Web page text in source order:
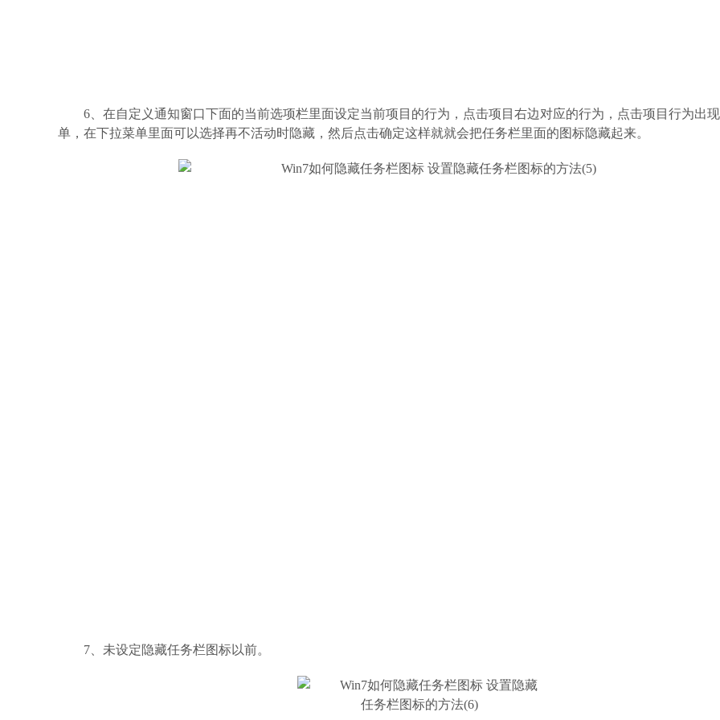
6、在自定义通知窗口下面的当前选项栏里面设定当前项目的行为，点击项目右边对应的行为，点击项目行为出
单，在下拉菜单里面可以选择再不活动时隐藏，然后点击确定这样就就会把任务栏里面的图标隐藏起来。
7、未设定隐藏任务栏图标以前。